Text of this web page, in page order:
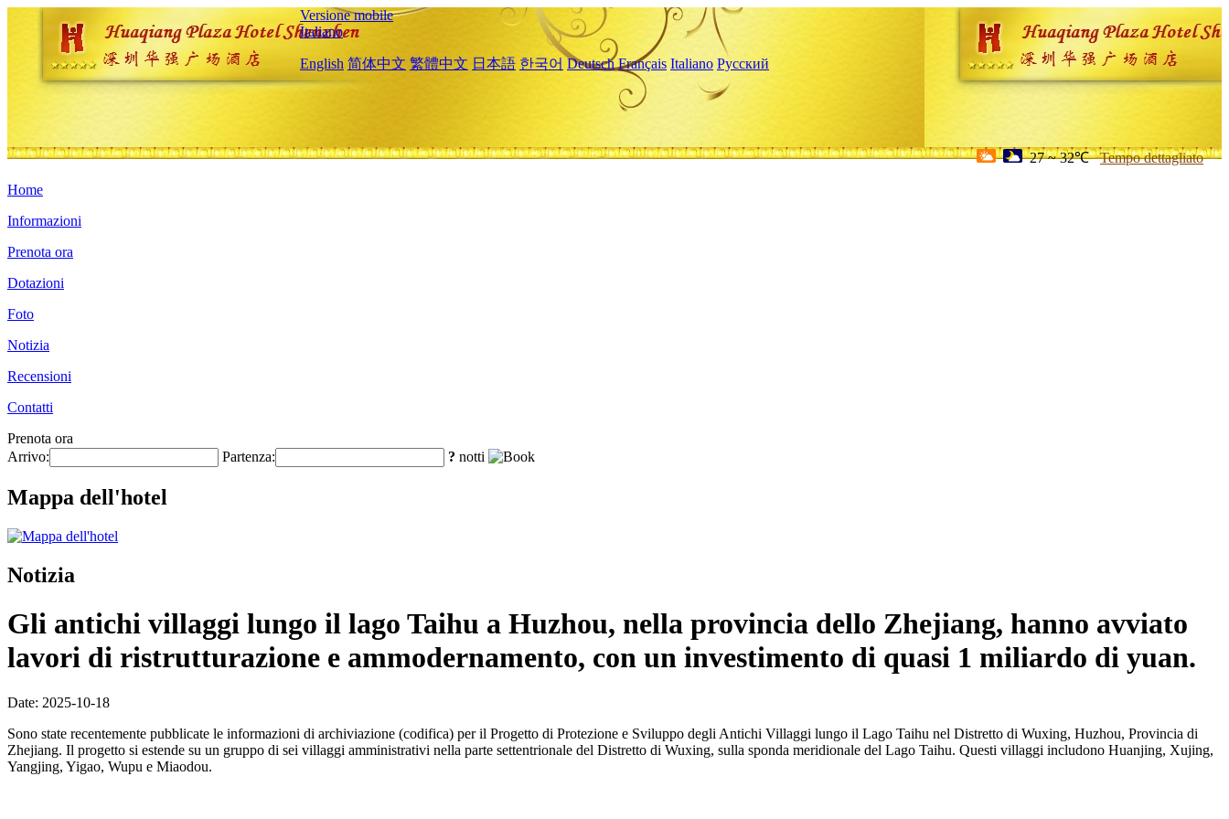
Versione mobile
Italiano
English 简体中文 繁體中文 日本語 한국어 Deutsch Français Italiano Русский
27 ~ 32℃ Tempo dettagliato
Home
Informazioni
Prenota ora
Dotazioni
Foto
Notizia
Recensioni
Contatti
Prenota ora
Arrivo:
Partenza: ? notti
Mappa dell'hotel
Notizia
Gli antichi villaggi lungo il lago Taihu a Huzhou, nella provincia dello Zhejiang, hanno avviato
lavori di ristrutturazione e ammodernamento, con un investimento di quasi 1 miliardo di yuan.
Date: 2025-10-18
Sono state recentemente pubblicate le informazioni di archiviazione (codifica) per il Progetto di Protezione e Sviluppo degli Antichi Villaggi lungo il Lago Taihu nel Distretto di Wuxing, Huzhou, Provincia di
Zhejiang. Il progetto si estende su un gruppo di sei villaggi amministrativi nella parte settentrionale del Distretto di Wuxing, sulla sponda meridionale del Lago Taihu. Questi villaggi includono Huanjing, Xujing,
Yangjing, Yigao, Wupu e Miaodou.